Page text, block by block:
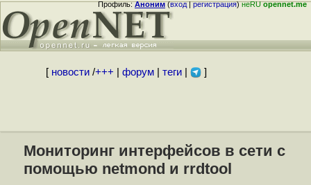
Профиль:Аноним(вход|регистрация)неRUopennet.me
[ новости/+++ форум| теги| ]
Мониторинг интерфейсов в сети с
помощью netmond и rrdtool